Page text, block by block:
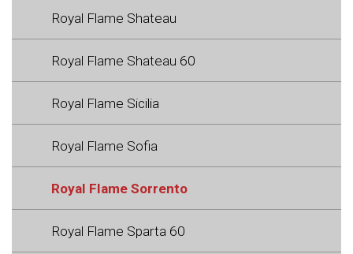
Royal Flame Shateau
Royal Flame Shateau 60
Royal Flame Sicilia
Royal Flame Sofia
Royal Flame Sorrento
Royal Flame Sparta 60